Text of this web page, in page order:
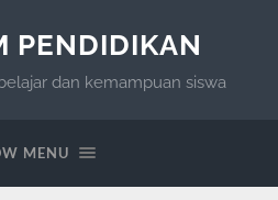
PENDIDIKAN
dan kemampuan siswa
MENU